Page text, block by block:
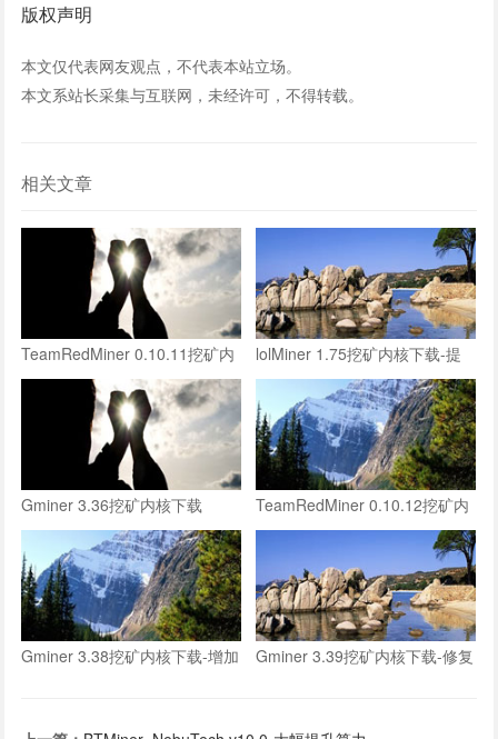
版权声明
本文仅代表网友观点，不代表本站立场。
本文系站长采集与互联网，未经许可，不得转载。
相关文章
TeamRedMiner 0.10.11挖矿内
核下载-略微提高ironfish算力
lolMiner 1.75挖矿内核下载-提
升ironfish挖矿算力
Gminer 3.36挖矿内核下载
TeamRedMiner 0.10.12挖矿内
核下载-大幅提高ironfish算力
Gminer 3.38挖矿内核下载-增加
Gminer 3.39挖矿内核下载-修复